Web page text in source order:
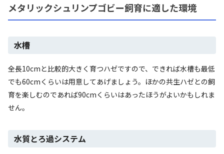
メタリックシュリンプゴビー飼育に適した環境
水槽
全長10cmと比較的大きく育つハゼですので、できれば水槽も最低
でも60cmくらいは用意してあげましょう。ほかの共生ハゼとの飼
育を楽しむのであれば90cmくらいはあったほうがよいかもしれま
せん。
水質とろ過システム